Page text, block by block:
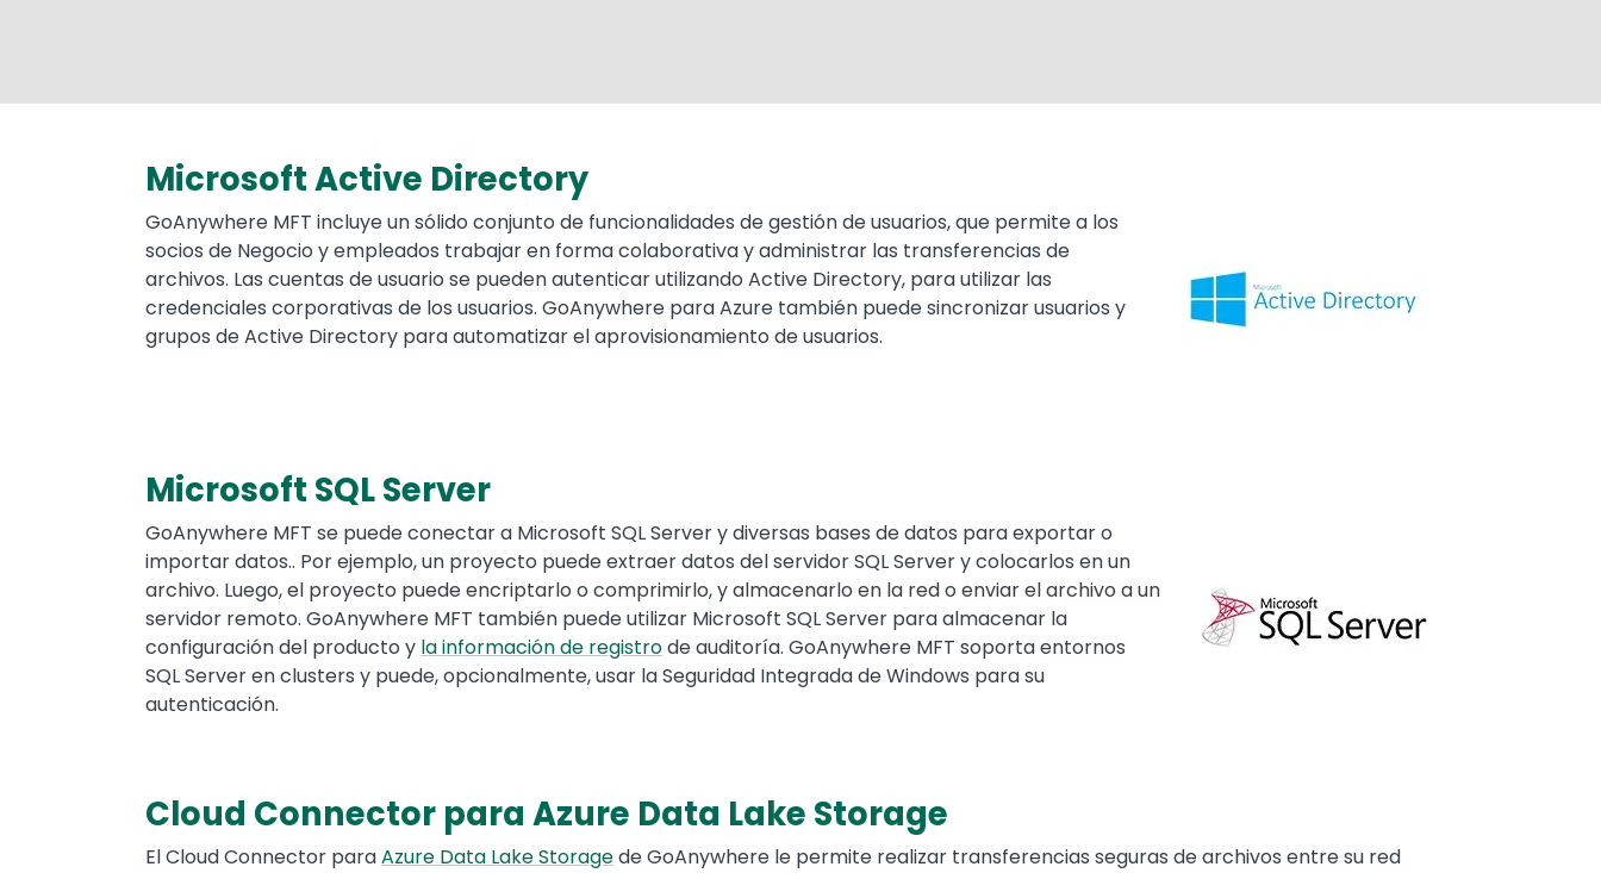
Microsoft Active Directory
Text
GoAnywhere MFT incluye un sólido conjunto de funcionalidades de gestión de usuarios, que permite a los
socios de Negocio y empleados trabajar en forma colaborativa y administrar las transferencias de
archivos. Las cuentas de usuario se pueden autenticar utilizando Active Directory, para utilizar las
credenciales corporativas de los usuarios. GoAnywhere para Azure también puede sincronizar usuarios y
grupos de Active Directory para automatizar el aprovisionamiento de usuarios.
Microsoft SQL Server
Text
GoAnywhere MFT se puede conectar a Microsoft SQL Server y diversas bases de datos para exportar o
importar datos.. Por ejemplo, un proyecto puede extraer datos del servidor SQL Server y colocarlos en un
archivo. Luego, el proyecto puede encriptarlo o comprimirlo, y almacenarlo en la red o enviar el archivo a un
servidor remoto. GoAnywhere MFT también puede utilizar Microsoft SQL Server para almacenar la
configuración del producto y la información de registrode auditoría. GoAnywhere MFT soporta entornos
SQL Server en clusters y puede, opcionalmente, usar la Seguridad Integrada de Windows para su
autenticación.
Cloud Connector para Azure Data Lake Storage
Text
El Cloud Connector paraAzure Data Lake Storagede GoAnywhere le permite realizar transferencias seguras de archivos entre su red